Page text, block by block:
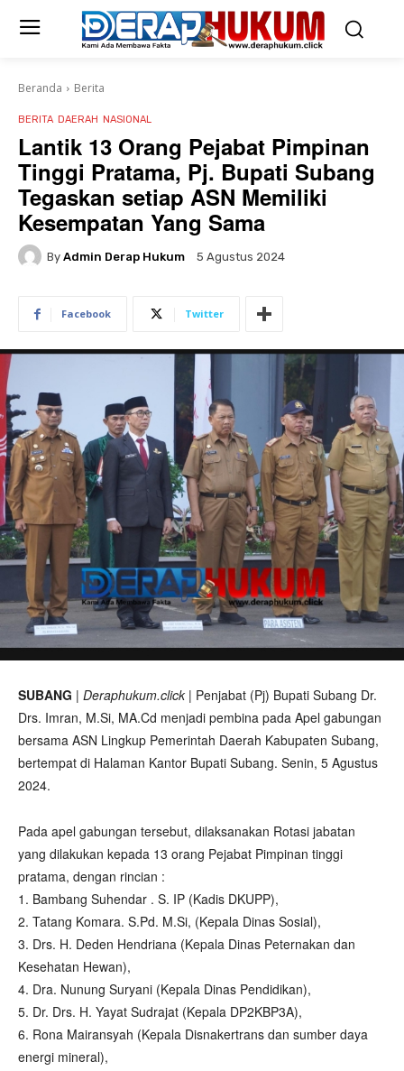
Beranda Berita
BERITA DAERAH NASIONAL
Lantik 13 Orang Pejabat Pimpinan
Tinggi Pratama, Pj. Bupati Subang
Tegaskan setiap ASN Memiliki
Kesempatan Yang Sama
By Admin Derap Hukum 5 Agustus 2024
Facebook Twitter
SUBANG | Deraphukum.click | Penjabat (Pj) Bupati Subang Dr.
Drs. Imran, M.Si, MA.Cd menjadi pembina pada Apel gabungan
bersama ASN Lingkup Pemerintah Daerah Kabupaten Subang,
bertempat di Halaman Kantor Bupati Subang. Senin, 5 Agustus
2024.
Pada apel gabungan tersebut, dilaksanakan Rotasi jabatan
yang dilakukan kepada 13 orang Pejabat Pimpinan tinggi
pratama, dengan rincian :
1. Bambang Suhendar . S. IP (Kadis DKUPP),
2. Tatang Komara. S.Pd. M.Si, (Kepala Dinas Sosial),
3. Drs. H. Deden Hendriana (Kepala Dinas Peternakan dan
Kesehatan Hewan),
4. Dra. Nunung Suryani (Kepala Dinas Pendidikan),
5. Dr. Drs. H. Yayat Sudrajat (Kepala DP2KBP3A),
6. Rona Mairansyah (Kepala Disnakertrans dan sumber daya
energi mineral),